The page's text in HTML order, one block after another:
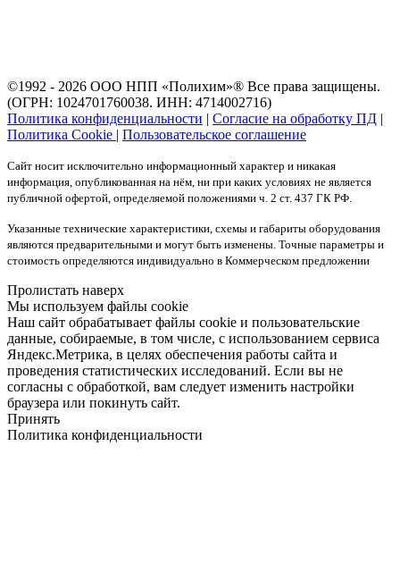
©1992 - 2026 ООО НПП «Полихим»® Все права защищены.
(ОГРН: 1024701760038. ИНН: 4714002716)
Политика конфиденциальности | Согласие на обработку ПД |
Политика Cookie | Пользовательское соглашение
Сайт носит исключительно информационный характер и никакая
информация, опубликованная на нём, ни при каких условиях не является
публичной офертой, определяемой положениями ч. 2 ст. 437 ГК РФ.
Указанные технические характеристики, схемы и габариты оборудования
являются предварительными и могут быть изменены. Точные параметры и
стоимость определяются индивидуально в Коммерческом предложении
Пролистать наверх
Мы используем файлы cookie
Наш сайт обрабатывает файлы cookie и пользовательские
данные, собираемые, в том числе, с использованием сервиса
Яндекс.Метрика, в целях обеспечения работы сайта и
проведения статистических исследований. Если вы не
согласны с обработкой, вам следует изменить настройки
браузера или покинуть сайт.
Принять
Политика конфиденциальности